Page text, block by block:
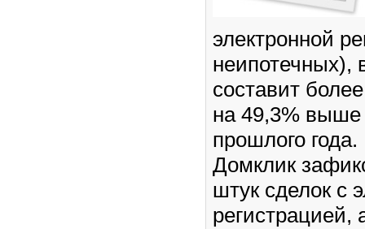
электронной
неипотечных),
составит
на 49,3% выше
прошлого
Домклик
штук сделок с